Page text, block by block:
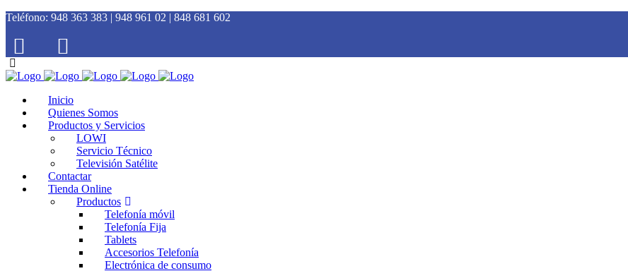
Teléfono: 948 363 383 | 948 961 02 | 848 681 602
Inicio
Quienes Somos
Productos y Servicios
LOWI
Servicio Técnico
Televisión Satélite
Contactar
Tienda Online
Productos
Telefonía móvil
Telefonía Fija
Tablets
Accesorios Telefonía
Electrónica de consumo